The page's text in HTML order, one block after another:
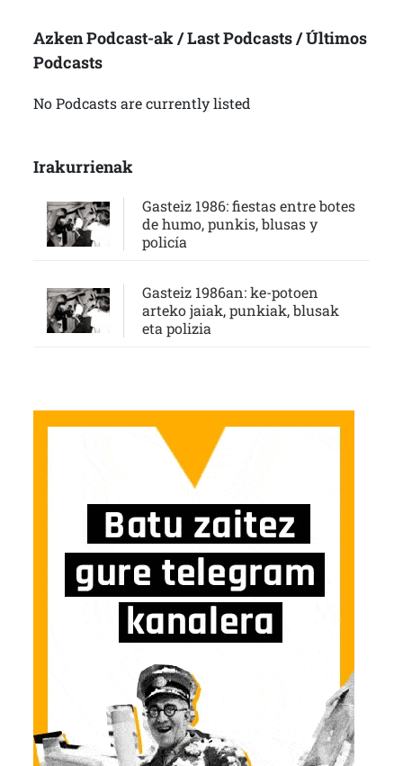
Azken Podcast-ak / Last Podcasts / Últimos
Podcasts
No Podcasts are currently listed
Irakurrienak
Gasteiz 1986: fiestas entre botes
de humo, punkis, blusas y
policía
Gasteiz 1986an: ke-potoen
arteko jaiak, punkiak, blusak
eta polizia